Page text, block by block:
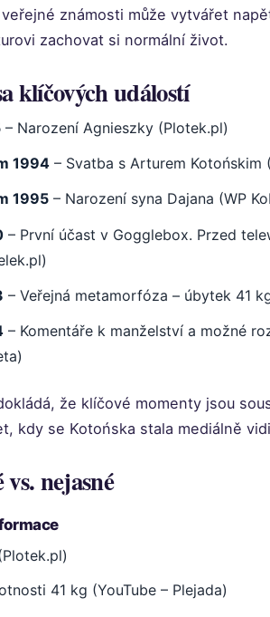
známosti může vytvářet
zachovat si normální život.
klíčových událostí
– Narození Agnieszky (Plotek.pl)
1994 – Svatba s Arturem Kotońskim
1995 – Narození syna Dajana (WP
– První účast v Gogglebox. Przed
– Veřejná metamorfóza – úbytek 41
– Komentáře k manželství a možné
že klíčové momenty jsou
kdy se Kotońska stala mediálně
nejasné
41 kg (YouTube – Plejada)